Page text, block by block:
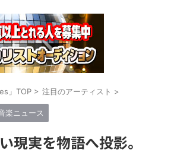
」TOP > 注目のアーティスト >
楽ニュース
現実を物語へ投影。